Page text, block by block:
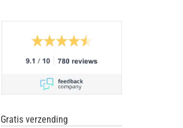
Gratis verzending